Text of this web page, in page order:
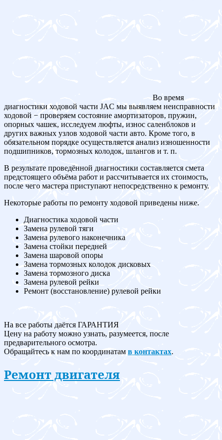
Во время
диагностики ходовой части JAC мы выявляем неисправности
ходовой − проверяем состояние амортизаторов, пружин,
опорных чашек, исследуем люфты, износ саленблоков и
других важных узлов ходовой части авто. Кроме того, в
обязательном порядке осуществляется анализ изношенности
подшипников, тормозных колодок, шлангов и т. п.
В результате проведённой диагностики составляется смета
предстоящего объёма работ и рассчитывается их стоимость,
после чего мастера приступают непосредственно к ремонту.
Некоторые работы по ремонту ходовой приведены ниже.
Диагностика ходовой части
Замена рулевой тяги
Замена рулевого наконечника
Замена стойки передней
Замена шаровой опоры
Замена тормозных колодок дисковых
Замена тормозного диска
Замена рулевой рейки
Ремонт (восстановление) рулевой рейки
На все работы даётся ГАРАНТИЯ
Цену на работу можно узнать, разумеется, после
предварительного осмотра.
Обращайтесь к нам по координатам в контактах.
Ремонт двигателя